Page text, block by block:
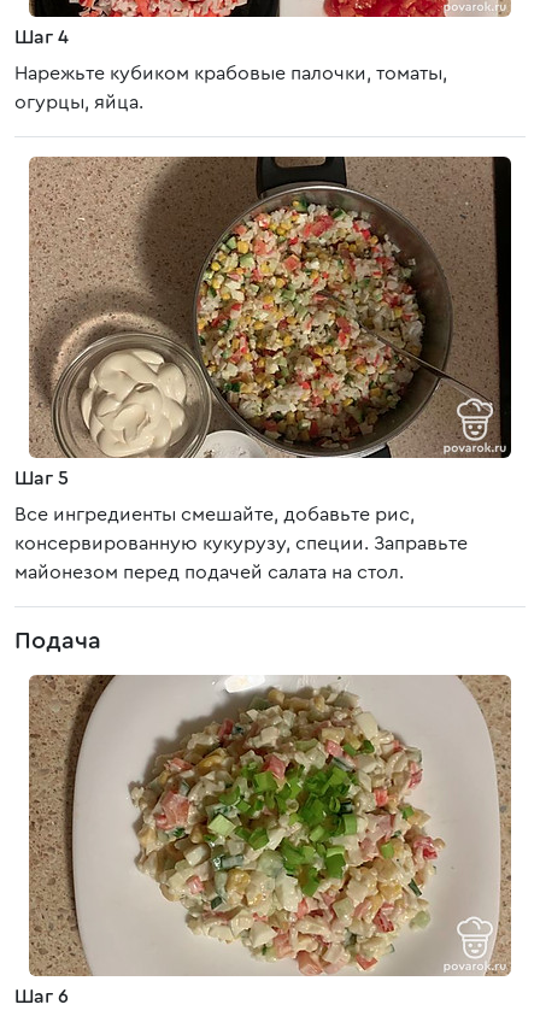
Шаг 4
Нарежьте кубиком крабовые палочки, томаты,
огурцы, яйца.
Шаг 5
Все ингредиенты смешайте, добавьте рис,
консервированную кукурузу, специи. Заправьте
майонезом перед подачей салата на стол.
Подача
Шаг 6